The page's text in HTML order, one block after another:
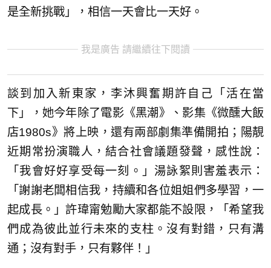
是全新挑戰」，相信一天會比一天好。
我是廣告 請繼續往下閱讀
談到加入新東家，李沐興奮期許自己「活在當
下」，她今年除了電影《黑潮》、影集《微醺大飯
店1980s》將上映，還有兩部劇集準備開拍；陽靚
近期常扮演職人，結合社會議題發聲，感性說：
「我會好好享受每一刻。」湯詠絮則害羞表示：
「謝謝老闆相信我，持續和各位姐姐們多學習，一
起成長。」許瑋甯勉勵大家都能不設限，「希望我
們成為彼此並行未來的支柱。沒有對錯，只有溝
通；沒有對手，只有夥伴！」